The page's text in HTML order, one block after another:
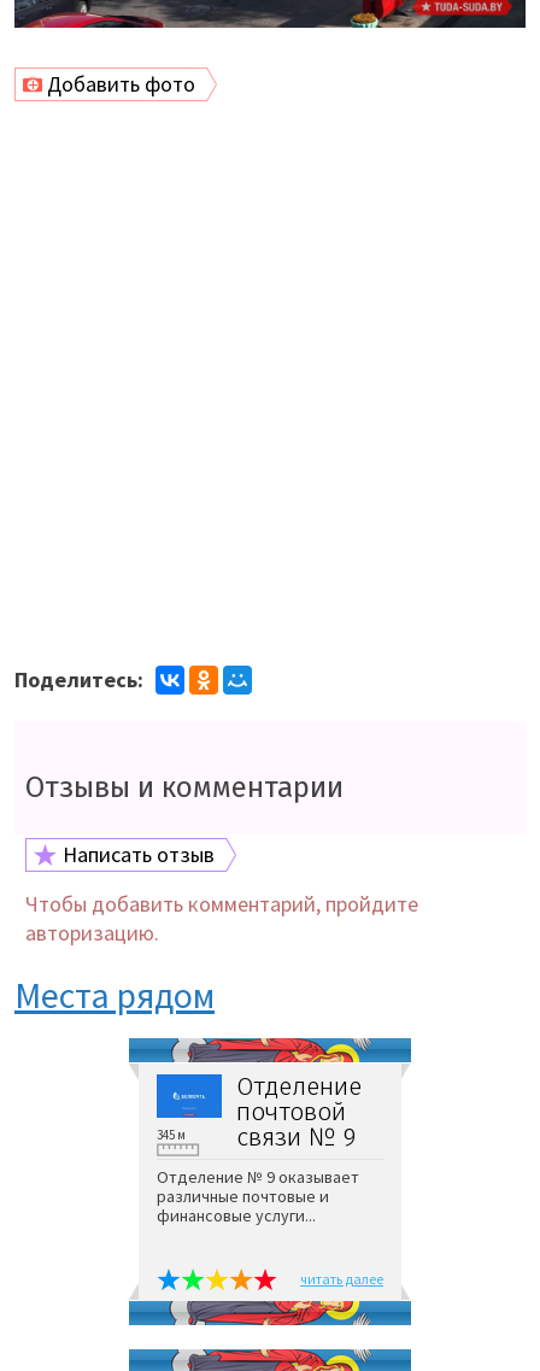
Добавить фото
Поделитесь:
Отзывы и комментарии
Написать отзыв
Чтобы добавить комментарий, пройдите
авторизацию.
Места рядом
Отделение
почтовой
связи № 9
345 м
Отделение № 9 оказывает
различные почтовые и
финансовые услуги...
читать далее